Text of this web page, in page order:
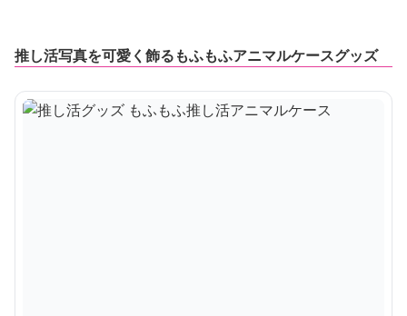
推し活写真を可愛く飾るもふもふアニマルケースグッズ